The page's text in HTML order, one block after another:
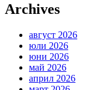
Archives
август 2026
юли 2026
юни 2026
май 2026
април 2026